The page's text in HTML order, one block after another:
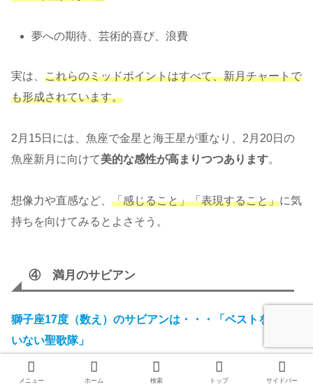
夢への期待、芸術的喜び、浪費
実は、 これらのミッドポイントはすべて、新月チャートで
も形成されています。
2月15日には、魚座で金星と海王星が重なり、2月20日の
魚座新月に向けて美的な感性が高まりつつあります。
想像力や直感など、 「感じること」「表現すること」に気
持ちを向けてみるとよさそう。
④ 満月のサビアン
獅子座17度（数え）のサビアンは・・・「ベストを着て
いない聖歌隊」
教会の外、正式な場で歌うのとはまた違う楽しさに、新鮮
メニュー ホーム 検索 トップ サイドバー